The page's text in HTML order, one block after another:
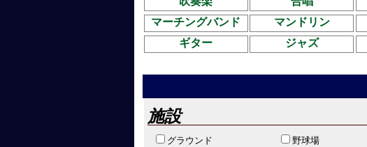
マーチングバンド
マンドリン
ギター
ジャズ
施設
グラウンド 野球場